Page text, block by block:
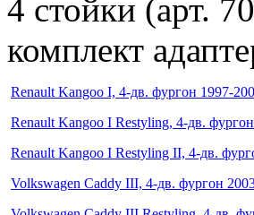
4 стойки (арт.
комплект
Renault Kangoo I, 4-дв. фургон 1997-
Renault Kangoo I Restyling, 4-дв.
Renault Kangoo I Restyling II, 4-дв.
Volkswagen Caddy III, 4-дв. фургон